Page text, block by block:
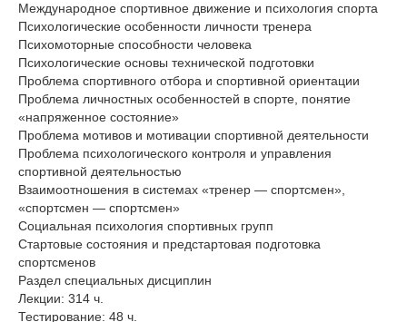
Международное спортивное движение и психология спорта
Психологические особенности личности тренера
Психомоторные способности человека
Психологические основы технической подготовки
Проблема спортивного отбора и спортивной ориентации
Проблема личностных особенностей в спорте, понятие
«напряженное состояние»
Проблема мотивов и мотивации спортивной деятельности
Проблема психологического контроля и управления
спортивной деятельностью
Взаимоотношения в системах «тренер — спортсмен»,
«спортсмен — спортсмен»
Социальная психология спортивных групп
Стартовые состояния и предстартовая подготовка
спортсменов
Раздел специальных дисциплин
Лекции: 314 ч.
Тестирование: 48 ч.